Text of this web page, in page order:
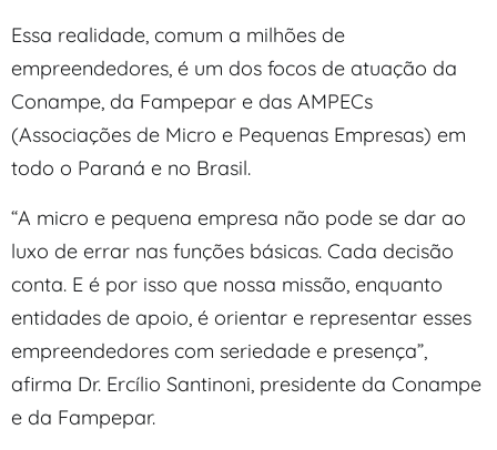
Essa realidade, comum a milhões de
empreendedores, é um dos focos de atuação da
Conampe, da Fampepar e das AMPECs
(Associações de Micro e Pequenas Empresas) em
todo o Paraná e no Brasil.
“A micro e pequena empresa não pode se dar ao
luxo de errar nas funções básicas. Cada decisão
conta. E é por isso que nossa missão, enquanto
entidades de apoio, é orientar e representar esses
empreendedores com seriedade e presença”,
afirma Dr. Ercílio Santinoni, presidente da Conampe
e da Fampepar.